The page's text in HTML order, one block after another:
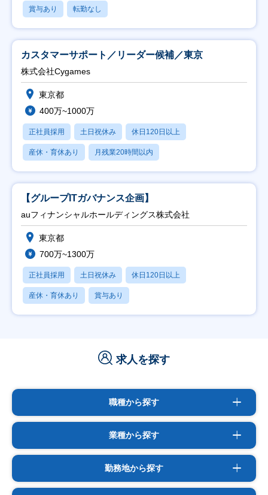
賞与あり 転勤なし
カスタマーサポート／リーダー候補／東京
株式会社Cygames
東京都
400万~1000万
正社員採用 土日祝休み 休日120日以上
産休・育休あり 月残業20時間以内
【グループITガバナンス企画】
auフィナンシャルホールディングス株式会社
東京都
700万~1300万
正社員採用 土日祝休み 休日120日以上
産休・育休あり 賞与あり
求人を探す
職種から探す
業種から探す
勤務地から探す